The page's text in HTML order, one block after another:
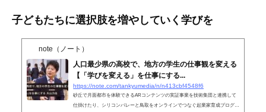
子どもたちに選択肢を増やしていく学びを
note（ノート）
人口最少県の高校で、地方の学生の仕事観を変える
【「学びを変える」を仕事にする...
https://note.com/tankyumedia/n/n413cbf4548f6
砂丘で月面都市を体験できるARコンテンツの実証事業を技術集団と連携して
仕掛けたり、シリコンバレーと鳥取をオンラインでつなぐ起業家育成プログラ